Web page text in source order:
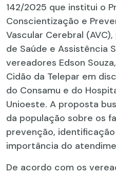
142/2025 que institui o
Conscientização e
Vascular Cerebral
de Saúde e Assistência
vereadores Edson
Cidão da Telepar em
do Consamu e do
Unioeste. A proposta
da população sobre os
prevenção,
importância do
De acordo com os